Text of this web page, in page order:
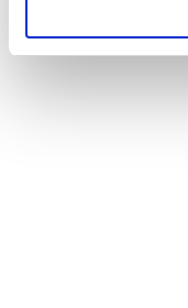
okumak ve sitemizi